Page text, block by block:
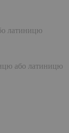
латиницю
або латиницю